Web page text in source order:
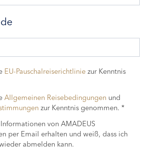
EU-Pauschalreiserichtlinie zur Kenntnis
Allgemeinen Reisebedingungen und
zur Kenntnis genommen. *
von AMADEUS
per Email erhalten und weiß, dass ich
abmelden kann.